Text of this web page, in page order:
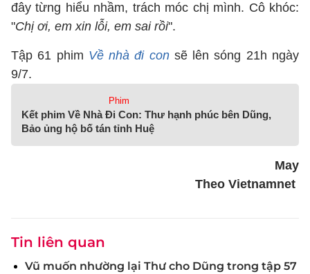
đây từng hiểu nhầm, trách móc chị mình. Cô khóc:
"Chị ơi, em xin lỗi, em sai rồi".
Tập 61 phim Về nhà đi consẽ lên sóng 21h ngày
9/7.
Phim
Kết phim Về Nhà Đi Con: Thư hạnh phúc bên Dũng,
Bảo ủng hộ bố tán tỉnh Huệ
May
Theo Vietnamnet
Tin liên quan
Vũ muốn nhường lại Thư cho Dũng trong tập 57